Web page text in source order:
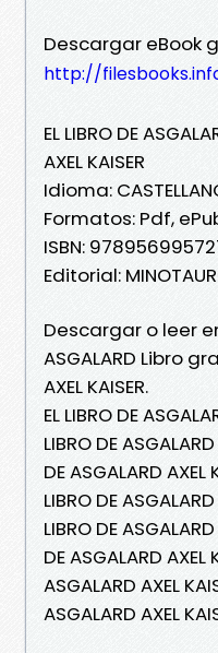
Descargar eBook
http://
EL LIBRO DE
AXEL KAISER
Idioma:
Formatos: Pdf,
ISBN:
Editorial:
Descargar o leer en
ASGALARD Libro
AXEL KAISER.
EL LIBRO DE
LIBRO DE
DE ASGALARD
LIBRO DE
LIBRO DE
DE ASGALARD AXEL
ASGALARD AXEL
ASGALARD AXEL